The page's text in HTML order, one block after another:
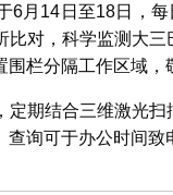
6月14日至18日，
对，科学监测大
栏分隔工作区域，
期结合三维激光
询可于办公时间致